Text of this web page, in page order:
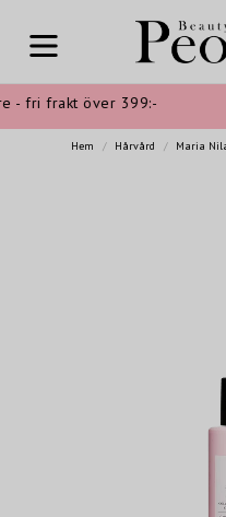
- fri frakt över 399:-
Hem Hårvård Maria